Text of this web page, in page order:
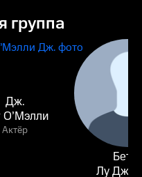
группа
Дж.
О’Мэлли
Актёр
Лу